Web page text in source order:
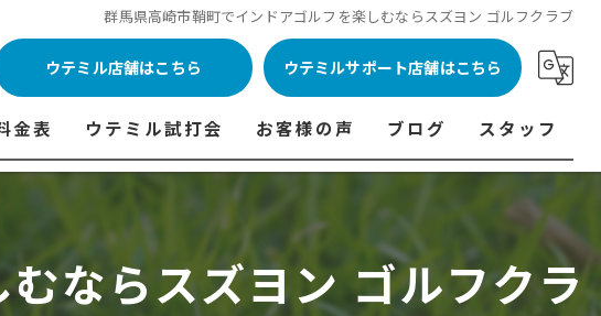
群馬県高崎市鞘町でインドアゴルフを楽しむならスズヨン ゴルフクラブ
ウテミル店舗はこちら ウテミルサポート店舗はこちら
GOLFCLUB)
金表
浦安駅前店 料金表
市原インドアゴルフ 料金表
ウテミル試打会
ウテミル試打会とは・・・
ウテミル試打会日程
フィッテイング・試打会 商品ラインナップ一覧
お客様の声
フィッテイング・試打会参加者の声
ブログ スタッフ
代表あいさつ
ならスズヨン ゴルフクラ